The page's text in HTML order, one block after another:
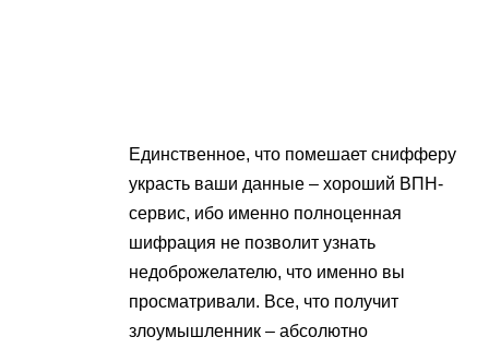
Единственное, что помешает снифферу
украсть ваши данные – хороший ВПН-
сервис, ибо именно полноценная
шифрация не позволит узнать
недоброжелателю, что именно вы
просматривали. Все, что получит
злоумышленник – абсолютно